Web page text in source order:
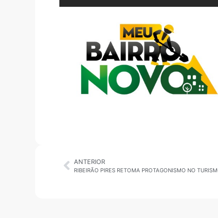
ANTERIOR
RIBEIRÃO PIRES RETOMA PROTAGONISMO NO